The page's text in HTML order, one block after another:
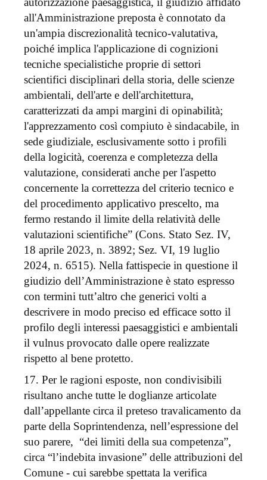
all'Amministrazione preposta è connotato da
un'ampia discrezionalità tecnico-valutativa,
poiché implica l'applicazione di cognizioni
tecniche specialistiche proprie di settori
scientifici disciplinari della storia, delle scienze
ambientali, dell'arte e dell'architettura,
caratterizzati da ampi margini di opinabilità;
l'apprezzamento così compiuto è sindacabile, in
sede giudiziale, esclusivamente sotto i profili
della logicità, coerenza e completezza della
valutazione, considerati anche per l'aspetto
concernente la correttezza del criterio tecnico e
del procedimento applicativo prescelto, ma
fermo restando il limite della relatività delle
valutazioni scientifiche” (Cons. Stato Sez. IV,
18 aprile 2023, n. 3892; Sez. VI, 19 luglio
2024, n. 6515). Nella fattispecie in questione il
giudizio dell’Amministrazione è stato espresso
con termini tutt’altro che generici volti a
descrivere in modo preciso ed efficace sotto il
profilo degli interessi paesaggistici e ambientali
il vulnus provocato dalle opere realizzate
rispetto al bene protetto.
17. Per le ragioni esposte, non condivisibili
risultano anche tutte le doglianze articolate
dall’appellante circa il preteso travalicamento da
parte della Soprintendenza, nell’espressione del
suo parere, “dei limiti della sua competenza”,
circa “l’indebita invasione” delle attribuzioni del
Comune - cui sarebbe spettata la verifica